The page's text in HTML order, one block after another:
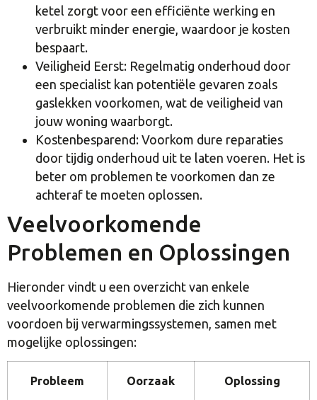
ketel zorgt voor een efficiënte werking en
verbruikt minder energie, waardoor je kosten
bespaart.
Veiligheid Eerst: Regelmatig onderhoud door
een specialist kan potentiële gevaren zoals
gaslekken voorkomen, wat de veiligheid van
jouw woning waarborgt.
Kostenbesparend: Voorkom dure reparaties
door tijdig onderhoud uit te laten voeren. Het is
beter om problemen te voorkomen dan ze
achteraf te moeten oplossen.
Veelvoorkomende
Problemen en Oplossingen
Hieronder vindt u een overzicht van enkele
veelvoorkomende problemen die zich kunnen
voordoen bij verwarmingssystemen, samen met
mogelijke oplossingen:
Probleem Oorzaak Oplossing